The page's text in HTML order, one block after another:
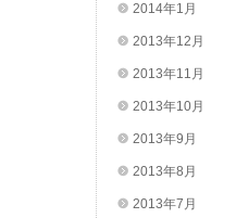
2014年1月
2013年12月
2013年11月
2013年10月
2013年9月
2013年8月
2013年7月